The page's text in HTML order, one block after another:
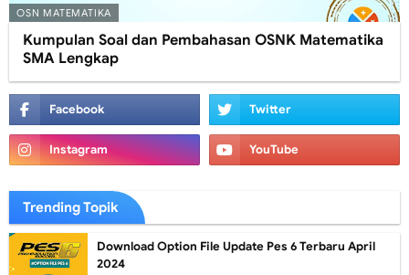
OSN MATEMATIKA
Kumpulan Soal dan Pembahasan OSNK Matematika
SMA Lengkap
Trending Topik
Download Option File Update Pes 6 Terbaru April
2024